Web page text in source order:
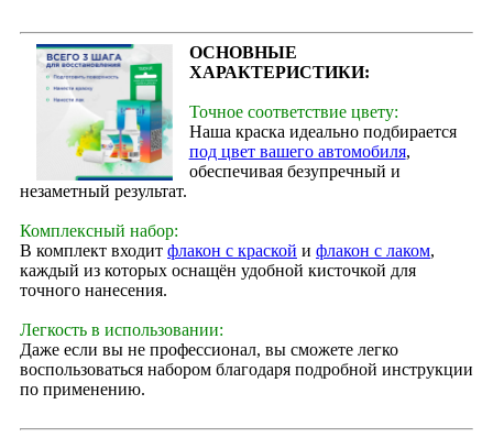
ОСНОВНЫЕ
ХАРАКТЕРИСТИКИ:
Точное соответствие цвету:
Наша краска идеально подбирается
под цвет вашего автомобиля,
обеспечивая безупречный и
незаметный результат.
Комплексный набор:
В комплект входит флакон с краской и флакон с лаком,
каждый из которых оснащён удобной кисточкой для
точного нанесения.
Легкость в использовании:
Даже если вы не профессионал, вы сможете легко
воспользоваться набором благодаря подробной инструкции
по применению.